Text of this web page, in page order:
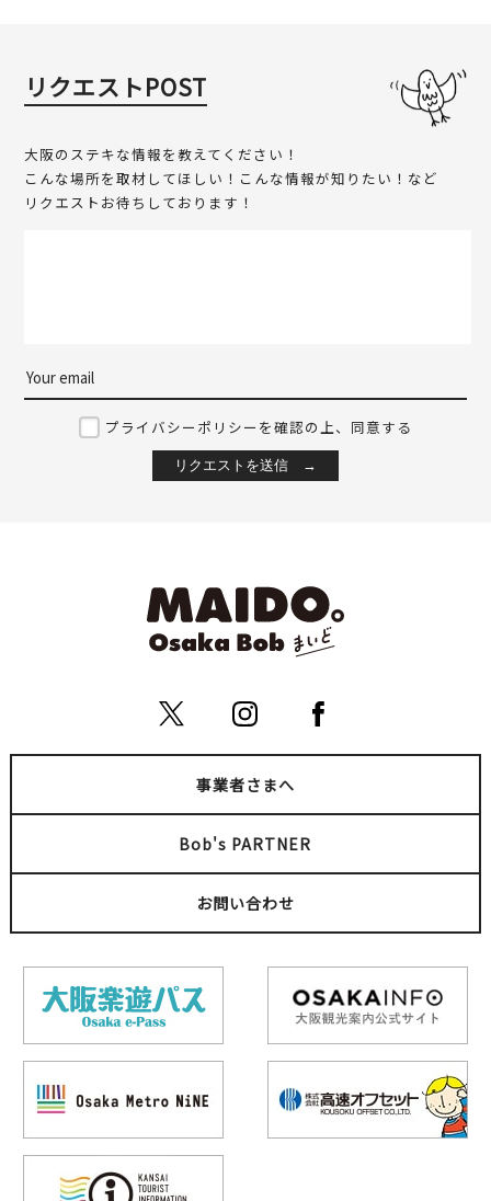
リクエストPOST
大阪のステキな情報を教えてください！
こんな場所を取材してほしい！こんな情報が知りたい！など
リクエストお待ちしております！
プライバシーポリシーを確認の上、同意する
事業者さまへ
Bob's PARTNER
お問い合わせ